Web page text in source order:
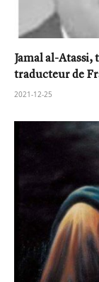
Jamal al-Atassi,
traducteur de
2021-12-25